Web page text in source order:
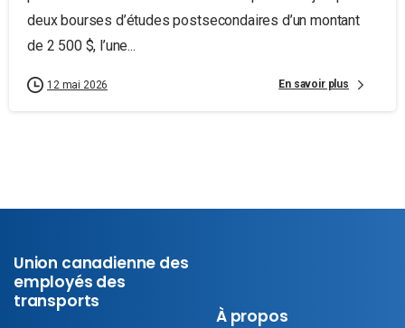
deux bourses d’études postsecondaires d’un montant
de 2 500 $, l’une...
12 mai 2026 En savoir plus
Union canadienne des
employés des
transports
À propos